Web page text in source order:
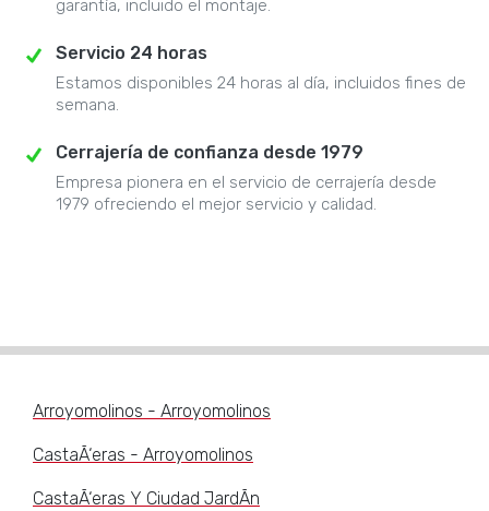
garantía, incluido el montaje.
Servicio 24 horas
Estamos disponibles 24 horas al día, incluidos fines de
semana.
Cerrajería de confianza desde 1979
Empresa pionera en el servicio de cerrajería desde
1979 ofreciendo el mejor servicio y calidad.
Arroyomolinos - Arroyomolinos
CastaÃ‘eras - Arroyomolinos
CastaÃ‘eras Y Ciudad JardÃn